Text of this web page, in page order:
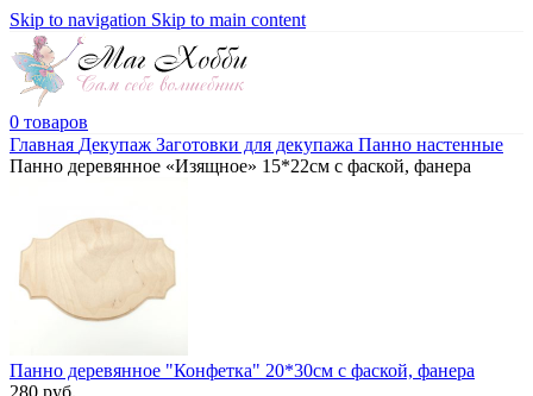
Skip to navigation Skip to main content
0 товаров
Главная Декупаж Заготовки для декупажа Панно настенные
Панно деревянное «Изящное» 15*22см с фаской, фанера
Панно деревянное "Конфетка" 20*30см с фаской, фанера
280 руб.